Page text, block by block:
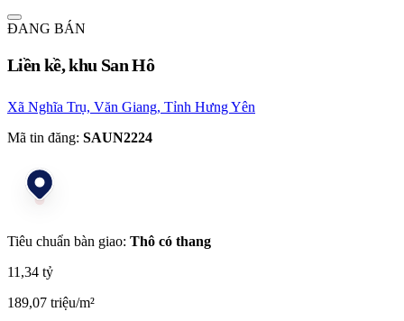
ĐANG BÁN
Liền kề, khu San Hô
Xã Nghĩa Trụ, Văn Giang, Tỉnh Hưng Yên
Mã tin đăng: SAUN2224
Tiêu chuẩn bàn giao: Thô có thang
11,34 tỷ
189,07 triệu/m²